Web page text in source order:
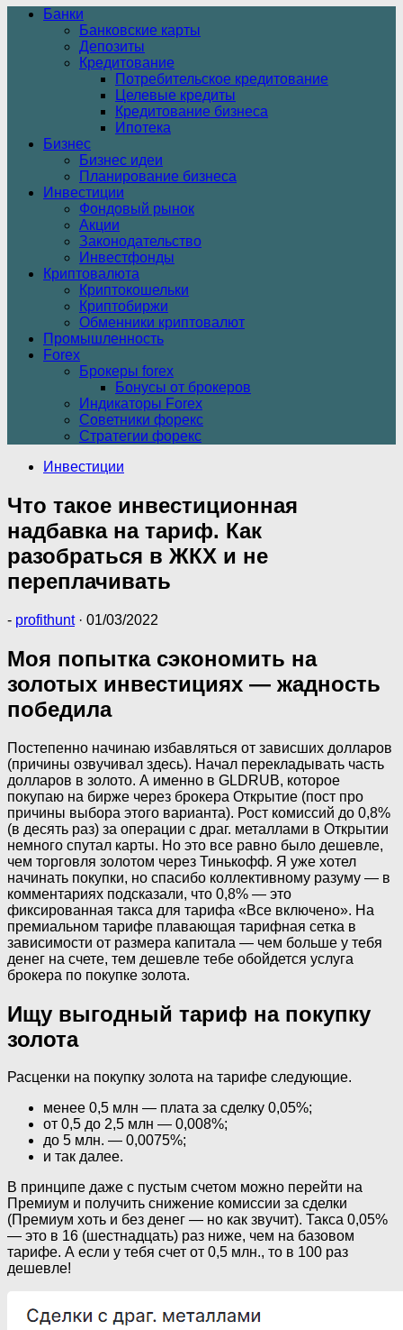
Банки
Банковские карты
Депозиты
Кредитование
Потребительское кредитование
Целевые кредиты
Кредитование бизнеса
Ипотека
Бизнес
Бизнес идеи
Планирование бизнеса
Инвестиции
Фондовый рынок
Акции
Законодательство
Инвестфонды
Криптовалюта
Криптокошельки
Криптобиржи
Обменники криптовалют
Промышленность
Forex
Брокеры forex
Бонусы от брокеров
Индикаторы Forex
Советники форекс
Стратегии форекс
Инвестиции
Что такое инвестиционная
надбавка на тариф. Как
разобраться в ЖКХ и не
переплачивать
- profithunt · 01/03/2022
Моя попытка сэкономить на
золотых инвестициях — жадность
победила
Постепенно начинаю избавляться от зависших долларов
(причины озвучивал здесь). Начал перекладывать часть
долларов в золото. А именно в GLDRUB, которое
покупаю на бирже через брокера Открытие (пост про
причины выбора этого варианта). Рост комиссий до 0,8%
(в десять раз) за операции с драг. металлами в Открытии
немного спутал карты. Но это все равно было дешевле,
чем торговля золотом через Тинькофф. Я уже хотел
начинать покупки, но спасибо коллективному разуму — в
комментариях подсказали, что 0,8% — это
фиксированная такса для тарифа «Все включено». На
премиальном тарифе плавающая тарифная сетка в
зависимости от размера капитала — чем больше у тебя
денег на счете, тем дешевле тебе обойдется услуга
брокера по покупке золота.
Ищу выгодный тариф на покупку
золота
Расценки на покупку золота на тарифе следующие.
менее 0,5 млн — плата за сделку 0,05%;
от 0,5 до 2,5 млн — 0,008%;
до 5 млн. — 0,0075%;
и так далее.
В принципе даже с пустым счетом можно перейти на
Премиум и получить снижение комиссии за сделки
(Премиум хоть и без денег — но как звучит). Такса 0,05%
— это в 16 (шестнадцать) раз ниже, чем на базовом
тарифе. А если у тебя счет от 0,5 млн., то в 100 раз
дешевле!